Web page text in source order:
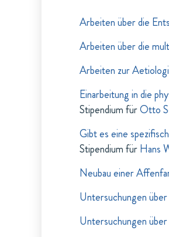
Arbeiten über die
Arbeiten über die
Arbeiten zur
Einarbeitung in die
Stipendium fürOtto
Gibt es eine
Stipendium fürHans
Neubau einer
Untersuchungen
Untersuchungen